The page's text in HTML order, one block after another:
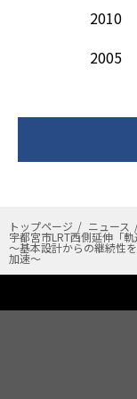
2010
2005
トップページ ニュース
宇都宮市LRT西側延伸「
〜基本設計からの継続性
加速〜